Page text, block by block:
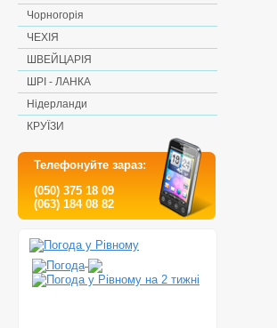
Чорногорія
ЧЕХІЯ
ШВЕЙЦАРІЯ
ШРІ - ЛАНКА
Нідерланди
КРУЇЗИ
Телефонуйте зараз:
(050) 375 18 09
(063) 184 08 82